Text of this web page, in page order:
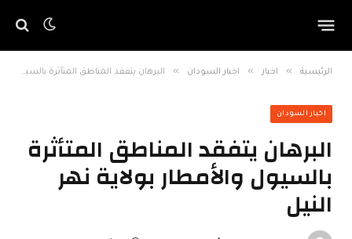
الرئيسية » اخبار » اخبار السودان » البرهان يتفقد المناطق المتأثرة بالسيول والأمطار بولاية نهر النيل
اخبار السودان
البرهان يتفقد المناطق المتأثرة
بالسيول والأمطار بولاية نهر
النيل